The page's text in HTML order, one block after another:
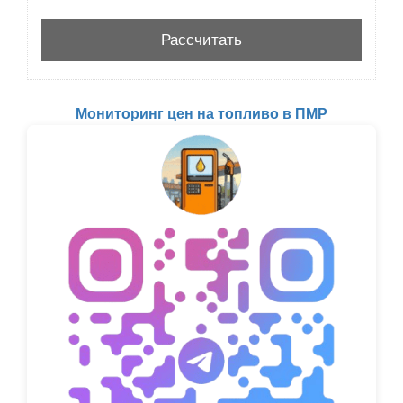
Мониторинг цен на топливо в ПМР